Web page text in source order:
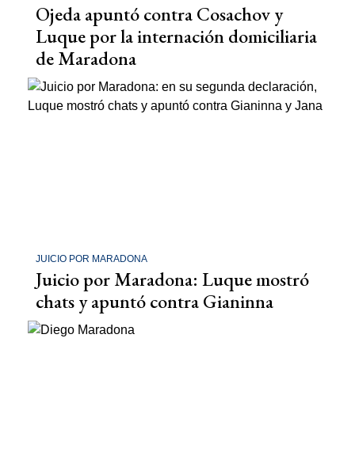
Ojeda apuntó contra Cosachov y
Luque por la internación domiciliaria
de Maradona
JUICIO POR MARADONA
Juicio por Maradona: Luque mostró
chats y apuntó contra Gianinna